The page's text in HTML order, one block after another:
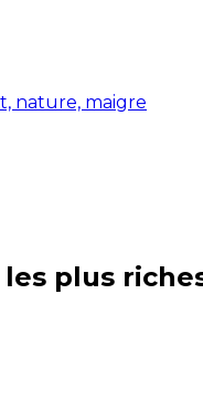
nature, maigre
plus